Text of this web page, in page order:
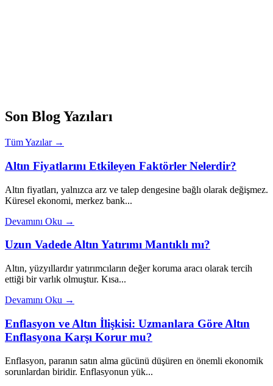
Son Blog Yazıları
Tüm Yazılar →
Altın Fiyatlarını Etkileyen Faktörler Nelerdir?
Altın fiyatları, yalnızca arz ve talep dengesine bağlı olarak değişmez.
Küresel ekonomi, merkez bank...
Devamını Oku →
Uzun Vadede Altın Yatırımı Mantıklı mı?
Altın, yüzyıllardır yatırımcıların değer koruma aracı olarak tercih
ettiği bir varlık olmuştur. Kısa...
Devamını Oku →
Enflasyon ve Altın İlişkisi: Uzmanlara Göre Altın
Enflasyona Karşı Korur mu?
Enflasyon, paranın satın alma gücünü düşüren en önemli ekonomik
sorunlardan biridir. Enflasyonun yük...